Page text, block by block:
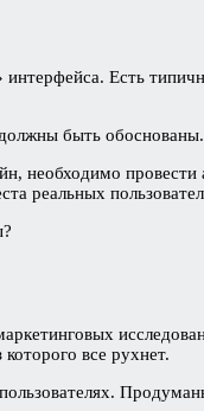
Есть
быть
необходимо
реальных
все рухнет.